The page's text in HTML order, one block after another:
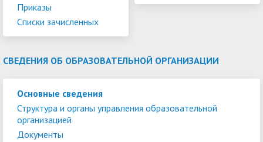
Приказы
Списки зачисленных
СВЕДЕНИЯ ОБ ОБРАЗОВАТЕЛЬНОЙ ОРГАНИЗАЦИИ
Основные сведения
Структура и органы управления образовательной
организацией
Документы